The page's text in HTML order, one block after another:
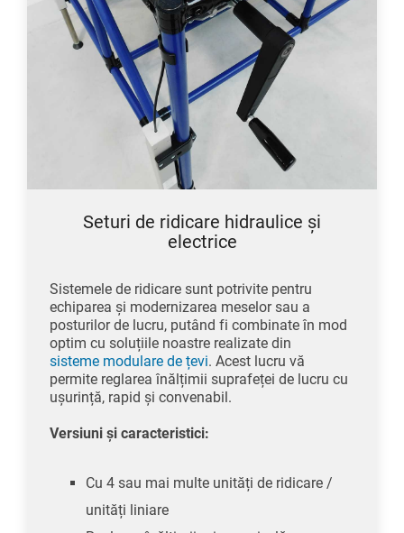
Seturi de ridicare hidraulice și
electrice
Sistemele de ridicare sunt potrivite pentru
echiparea și modernizarea meselor sau a
posturilor de lucru, putând fi combinate în mod
optim cu soluțiile noastre realizate din
sisteme modulare de țevi. Acest lucru vă
permite reglarea înălțimii suprafeței de lucru cu
ușurință, rapid și convenabil.
Versiuni și caracteristici:
Cu 4 sau mai multe unități de ridicare /
unități liniare